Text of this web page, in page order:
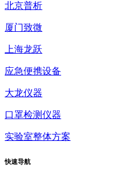
北京普析
厦门致微
上海龙跃
应急便携设备
大龙仪器
口罩检测仪器
实验室整体方案
快速导航